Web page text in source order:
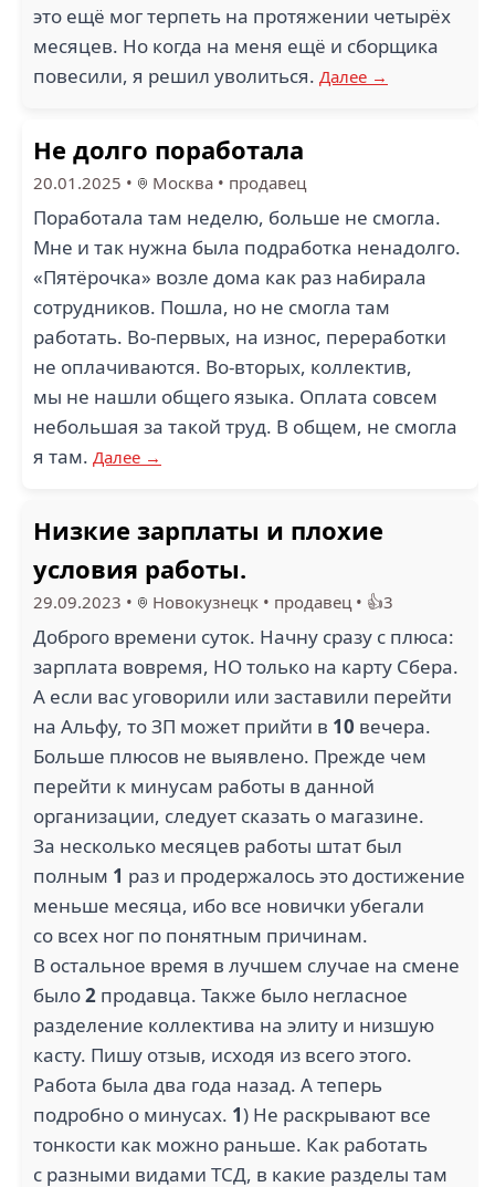
это ещё мог терпеть на протяжении четырёх
месяцев. Но когда на меня ещё и сборщика
повесили, я решил уволиться. Далее →
Не долго поработала
20.01.2025 • Москва • продавец
Поработала там неделю, больше не смогла.
Мне и так нужна была подработка ненадолго.
«Пятёрочка» возле дома как раз набирала
сотрудников. Пошла, но не смогла там
работать. Во-первых, на износ, переработки
не оплачиваются. Во-вторых, коллектив,
мы не нашли общего языка. Оплата совсем
небольшая за такой труд. В общем, не смогла
я там. Далее →
Низкие зарплаты и плохие
условия работы.
29.09.2023 • Новокузнецк • продавец • 👍3
Доброго времени суток. Начну сразу с плюса:
зарплата вовремя, НО только на карту Сбера.
А если вас уговорили или заставили перейти
на Альфу, то ЗП может прийти в 10 вечера.
Больше плюсов не выявлено. Прежде чем
перейти к минусам работы в данной
организации, следует сказать о магазине.
За несколько месяцев работы штат был
полным 1 раз и продержалось это достижение
меньше месяца, ибо все новички убегали
со всех ног по понятным причинам.
В остальное время в лучшем случае на смене
было2 продавца. Также было негласное
разделение коллектива на элиту и низшую
касту. Пишу отзыв, исходя из всего этого.
Работа была два года назад. А теперь
подробно о минусах. 1) Не раскрывают все
тонкости как можно раньше. Как работать
с разными видами ТСД, в какие разделы там